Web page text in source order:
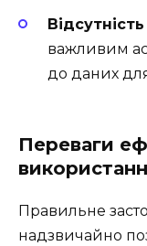
важливим
до даних для
Переваги
Правильне
надзвичайно